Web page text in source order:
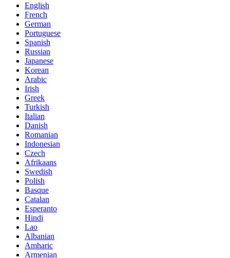
English
French
German
Portuguese
Spanish
Russian
Japanese
Korean
Arabic
Irish
Greek
Turkish
Italian
Danish
Romanian
Indonesian
Czech
Afrikaans
Swedish
Polish
Basque
Catalan
Esperanto
Hindi
Lao
Albanian
Amharic
Armenian